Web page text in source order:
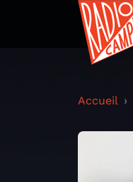
Accueil